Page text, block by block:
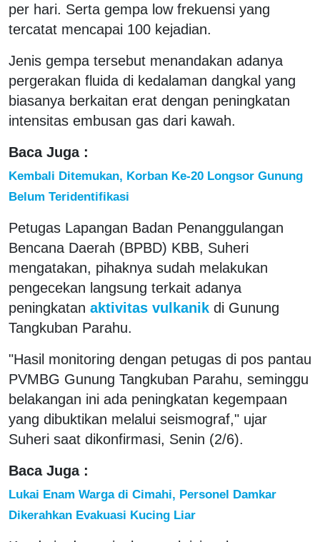
per hari. Serta gempa low frekuensi yang
tercatat mencapai 100 kejadian.
Jenis gempa tersebut menandakan adanya
pergerakan fluida di kedalaman dangkal yang
biasanya berkaitan erat dengan peningkatan
intensitas embusan gas dari kawah.
Baca Juga :
Kembali Ditemukan, Korban Ke-20 Longsor Gunung
Belum Teridentifikasi
Petugas Lapangan Badan Penanggulangan
Bencana Daerah (BPBD) KBB, Suheri
mengatakan, pihaknya sudah melakukan
pengecekan langsung terkait adanya
peningkatan aktivitas vulkanik di Gunung
Tangkuban Parahu.
"Hasil monitoring dengan petugas di pos pantau
PVMBG Gunung Tangkuban Parahu, seminggu
belakangan ini ada peningkatan kegempaan
yang dibuktikan melalui seismograf," ujar
Suheri saat dikonfirmasi, Senin (2/6).
Baca Juga :
Lukai Enam Warga di Cimahi, Personel Damkar
Dikerahkan Evakuasi Kucing Liar